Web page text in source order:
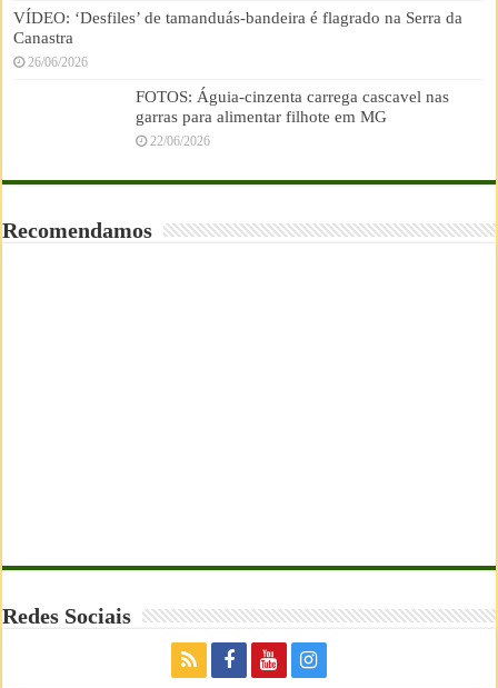
VÍDEO: ‘Desfiles’ de tamanduás-bandeira é flagrado na Serra da
Canastra
26/06/2026
FOTOS: Águia-cinzenta carrega cascavel nas
garras para alimentar filhote em MG
22/06/2026
Recomendamos
Redes Sociais